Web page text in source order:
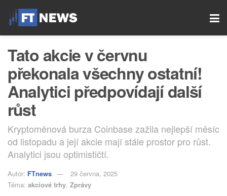
Tato akcie v červnu
překonala všechny ostatní!
Analytici předpovídají další
růst
Kryptoměnová burza Coinbase zažila nejlepší měsíc
od listopadu a její akcie mají stále prostor pro růst.
Analytici jsou optimističtí.
Autor: FTnews
29 června, 2025
Téma: akciové trhy, Zprávy